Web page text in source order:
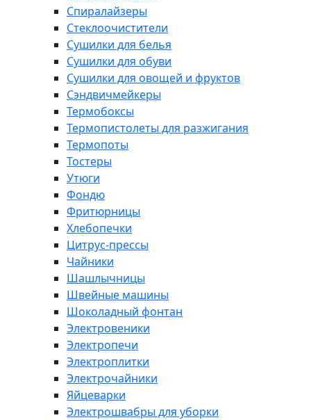
Спиралайзеры
Стеклоочистители
Сушилки для белья
Сушилки для обуви
Сушилки для овощей и фруктов
Сэндвичмейкеры
Термобоксы
Термопистолеты для разжигания
Термопоты
Тостеры
Утюги
Фондю
Фритюрницы
Хлебопечки
Цитрус-прессы
Чайники
Шашлычницы
Швейные машины
Шоколадный фонтан
Электровеники
Электропечи
Электроплитки
Электрочайники
Яйцеварки
Электрошвабры для уборки